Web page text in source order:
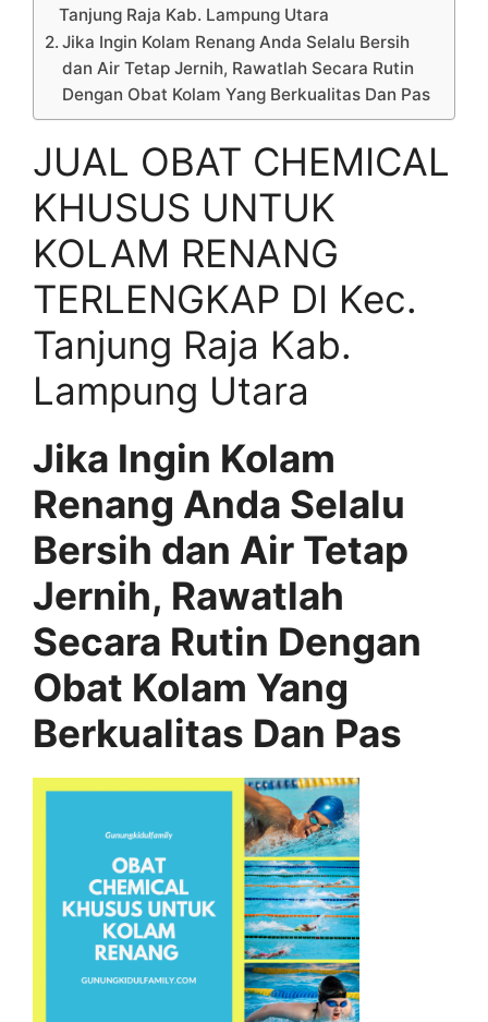
Tanjung Raja Kab. Lampung Utara
Jika Ingin Kolam Renang Anda Selalu Bersih
dan Air Tetap Jernih, Rawatlah Secara Rutin
Dengan Obat Kolam Yang Berkualitas Dan Pas
JUAL OBAT CHEMICAL
KHUSUS UNTUK
KOLAM RENANG
TERLENGKAP DI Kec.
Tanjung Raja Kab.
Lampung Utara
Jika Ingin Kolam
Renang Anda Selalu
Bersih dan Air Tetap
Jernih, Rawatlah
Secara Rutin Dengan
Obat Kolam Yang
Berkualitas Dan Pas